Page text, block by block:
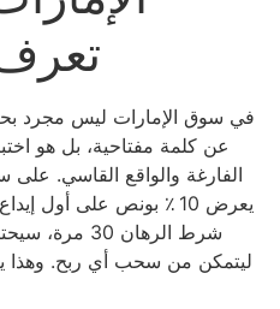
عن كلمة مفتاحية، بل هو
الفارغة والواقع القاسي. على